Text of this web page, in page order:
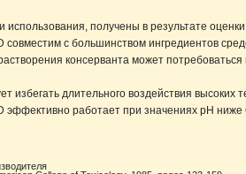
использования, получены в результате
совместим с большинством ингредиентов
консерванта может потребоваться
избегать длительного воздействия
эффективно работает при значениях pH